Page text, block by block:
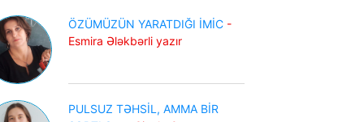
ÖZÜMÜZÜN YARATDIĞI İMİC -
Esmira Ələkbərli yazır
PULSUZ TƏHSİL, AMMA BİR